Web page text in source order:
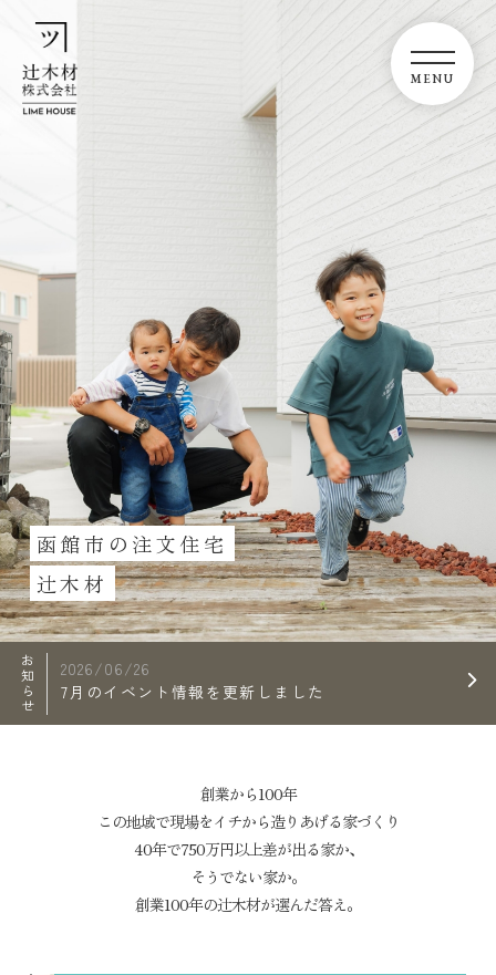
函館市の注文住宅
辻木材
お知らせ
2026/06/26
7月のイベント情報を更新しました
創業から100年
この地域で現場をイチから造りあげる家づくり
40年で750万円以上差が出る家か、
そうでない家か。
創業100年の辻木材が選んだ答え。